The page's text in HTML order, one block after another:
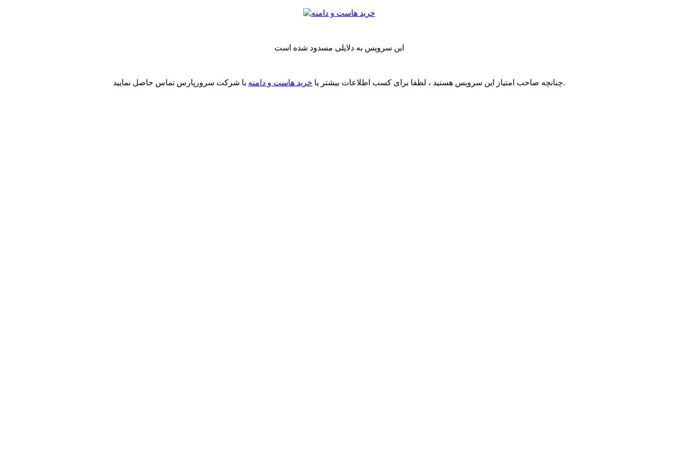
این سرویس به دلایلی مسدود شده است
چنانچه صاحب امتیاز این سرویس هستید ، لطفا برای کسب اطلاعات بیشتر یا خرید هاست و دامنه با شرکت سرورپارس تماس حاصل نمایید.